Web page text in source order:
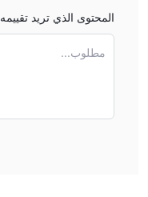
المعلومات أمان المعاملات.
المحتوى الذي تريد تقييمه
مطلوب...